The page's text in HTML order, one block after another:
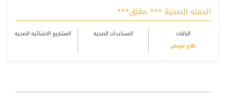
الحمله الصحية *** مغلق***
الباقات المساعدات الصحيه
المشاريع الانشائيه الصحيه
علاج مريض